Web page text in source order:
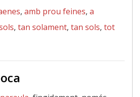
, amb prou feines, a
, tan solament, tan sols, tot